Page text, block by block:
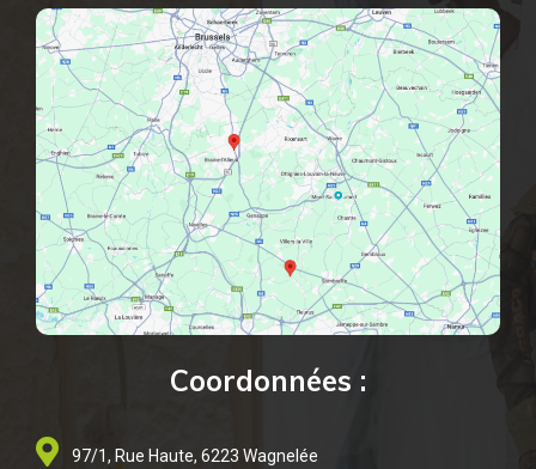
Coordonnées :
97/1, Rue Haute, 6223 Wagnelée